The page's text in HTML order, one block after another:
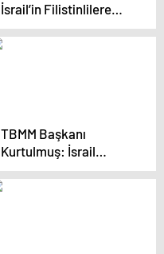
İsrail’in Filistinlilere
yönelik hukuk ihlalleri
cezalandırılmalı
TBMM Başkanı
Kurtulmuş: İsrail
uluslararası camianın
harekete geçmesi